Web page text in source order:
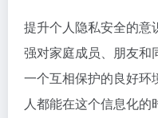
提升个人隐私安全的意
强对家庭成员、朋友和
一个互相保护的良好环
人都能在这个信息化